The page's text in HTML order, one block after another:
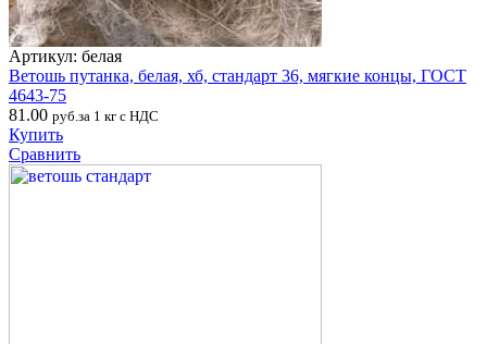
Артикул: белая
Ветошь путанка, белая, хб, стандарт 36, мягкие концы, ГОСТ
4643-75
81.00 руб.за 1 кг с НДС
Купить
Сравнить